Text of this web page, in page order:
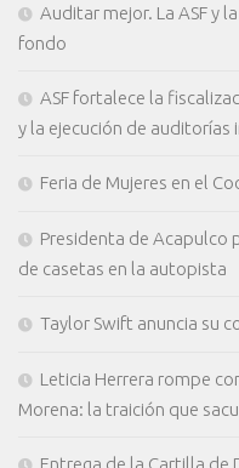
Auditar mejor. La ASF y
fondo
ASF fortalece la
y la ejecución de auditorías
Feria de Mujeres en el
Presidenta de Acapulco
de casetas en la autopista
Taylor Swift anuncia su
Leticia Herrera rompe
Morena: la traición que
Entrega de la Cartilla de